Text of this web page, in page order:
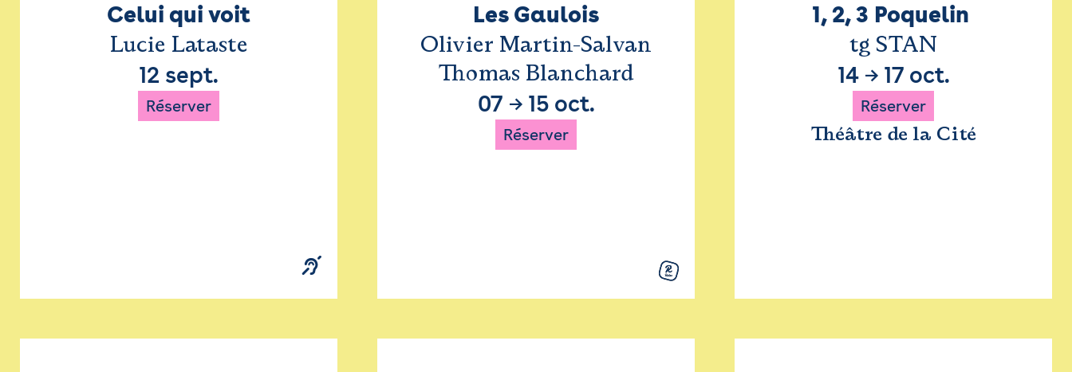
Celui qui voit
Lucie Lataste
12 sept.
Réserver
Les Gaulois
Olivier Martin-Salvan
Thomas Blanchard
07 → 15 oct.
Réserver
1, 2, 3 Poquelin
tg STAN
14→ 17 oct.
Réserver
Théâtre de la Cité